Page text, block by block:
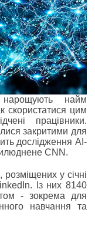
нарощують найм
скористатися цим
працівники.
закритими для
дослідження AI-
CNN.
у січні
Із них 8140
- зокрема для
навчання та